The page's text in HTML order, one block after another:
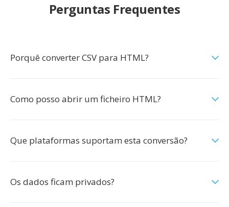
Perguntas Frequentes
Porquê converter CSV para HTML?
Como posso abrir um ficheiro HTML?
Que plataformas suportam esta conversão?
Os dados ficam privados?